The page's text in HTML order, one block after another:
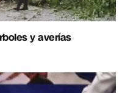
y averías